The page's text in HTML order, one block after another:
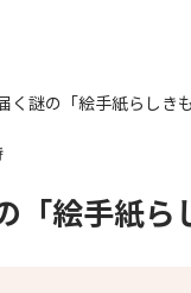
く謎の「絵手紙らしき
「絵手紙